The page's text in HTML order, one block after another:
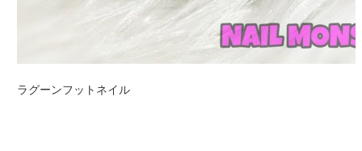
ラグーンフットネイル